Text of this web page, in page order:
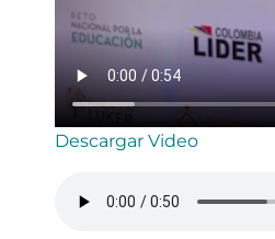
Descargar Video